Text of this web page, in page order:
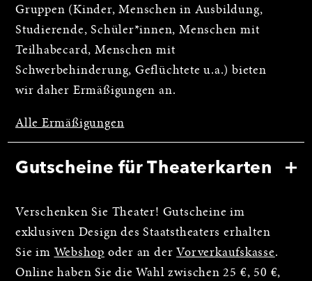
Gruppen (Kinder, Menschen in Ausbildung,
Studierende, Schüler*innen, Menschen mit
Teilhabecard, Menschen mit
Schwerbehinderung, Geflüchtete u.a.) bieten
wir daher Ermäßigungen an.
Alle Ermäßigungen
Gutscheine für Theaterkarten
Verschenken Sie Theater! Gutscheine im
exklusiven Design des Staatstheaters erhalten
Sie im Webshop oder an der Vorverkaufskasse.
Online haben Sie die Wahl zwischen 25 €, 50 €,